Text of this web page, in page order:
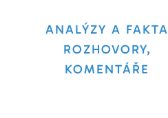
ANALÝZY A FAKTA
ROZHOVORY,
KOMENTÁŘE